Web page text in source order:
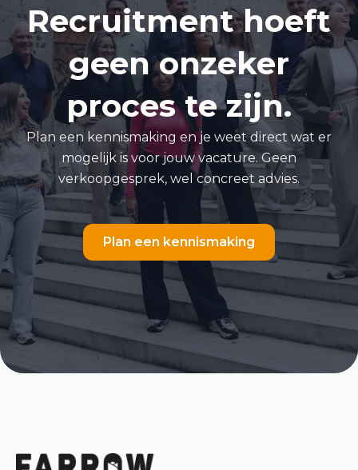
Recruitment hoeft
geen onzeker
proces te zijn.
Plan een kennismaking en je weet direct wat er
mogelijk is voor jouw vacature. Geen
verkoopgesprek, wel concreet advies.
Plan een kennismaking